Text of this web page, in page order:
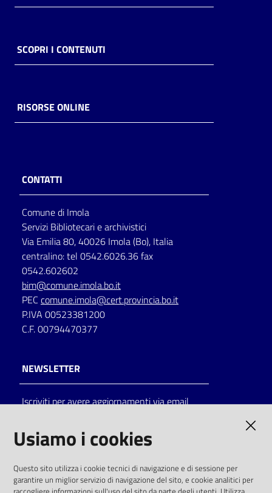
Chiedi al
Orari
SCOPRI I CONTENUTI
RISORSE ONLINE
CONTATTI
Comune di Imola
Servizi Bibliotecari e archivistici
Via Emilia 80, 40026 Imola (Bo), Italia
centralino: tel 0542.6026.36 fax
0542.602602
bim@comune.imola.bo.it
PEC comune.imola@cert.provincia.bo.it
P.IVA 00523381200
C.F. 00794470377
NEWSLETTER
Iscriviti per avere aggiornamenti via email
solo alle condizioni previste dalla direttiva
comunitaria 2003/98/CE e dal d.lgs. 36/2006
Usiamo i cookies
Questo sito utilizza i cookie tecnici di navigazione e di sessione per
garantire un miglior servizio di navigazione del sito, e cookie analitici per